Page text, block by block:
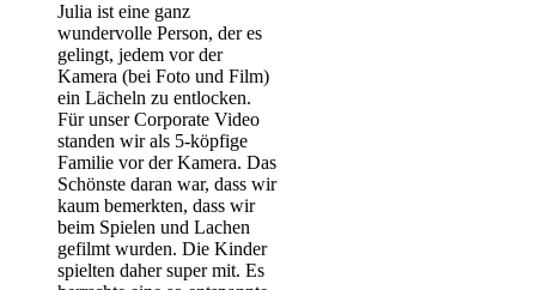
Julia ist eine ganz
wundervolle Person, der es
gelingt, jedem vor der
Kamera (bei Foto und Film)
ein Lächeln zu entlocken.
Für unser Corporate Video
standen wir als 5-köpfige
Familie vor der Kamera. Das
Schönste daran war, dass wir
kaum bemerkten, dass wir
beim Spielen und Lachen
gefilmt wurden. Die Kinder
spielten daher super mit. Es